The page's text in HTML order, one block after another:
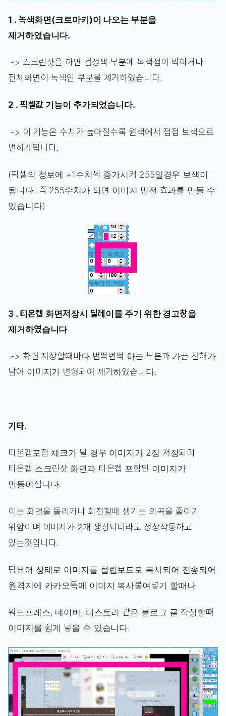
1 . 녹색화면(크로마키)이 나오는 부분을
제거하였습니다.
-> 스크린샷을 하면 검정색 부분에 녹색점이 찍히거나
전체화면이 녹색인 부분을 제거하였습니다.
2 . 픽셀값 기능이 추가되었습니다.
-> 이 기능은 수치가 높아질수록 원색에서 점점 보색으로
변하게됩니다.
(픽셀의 정보에 +1수치씩 증가시켜 255일경우 보색이
됩니다. 즉 255수치가 되면 이미지 반전 효과를 만들 수
있습니다)
3 . 티온캡 화면저장시 딜레이를 주기 위한 경고창을
제거하였습니다
-> 화면 저장할때마다 번쩍번쩍 하는 부분과 가끔 잔해가
남아 이미지가 변형되어 제거하였습니다.
기타.
티온캡포함 체크가 될 경우 이미지가 2장 저장되며
티온캡 스크린샷 화면과 티온캡 포함된 이미지가
만들어집니다.
이는 화면을 돌리거나 회전할때 생기는 외곡을 줄이기
위함이며 이미지가 2개 생성되더라도 정상작동하고
있는것입니다.
팀뷰어 상태로 이미지를 클립보드로 복사되어 전송되어
원격지에 카카오톡에 이미지 복사붙여넣기 할때나
워드프레스, 네이버, 티스토리 같은 블로그 글 작성할때
이미지를 쉽게 넣을 수 있습니다.